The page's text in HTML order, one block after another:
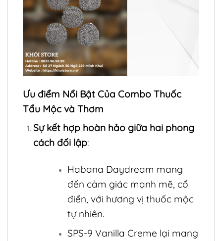
Ưu điểm Nổi Bật Của Combo Thuốc
Tẩu Mộc và Thơm
Sự kết hợp hoàn hảo giữa hai phong
cách đối lập:
Habana Daydream mang
đến cảm giác mạnh mẽ, cổ
điển, với hương vị thuốc mộc
tự nhiên.
SPS-9 Vanilla Creme lại mang